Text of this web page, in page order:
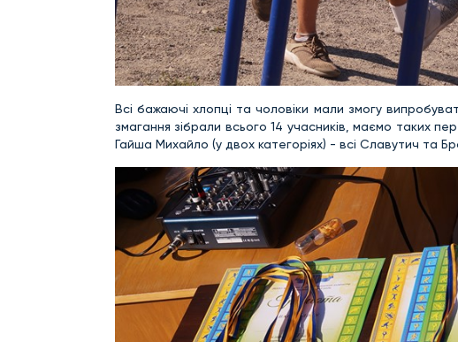
Всі бажаючі хлопці та чоловіки мали змогу
змагання зібрали всього 14 учасників, маємо таких
Гайша Михайло (у двох категоріях) - всі Славутич та